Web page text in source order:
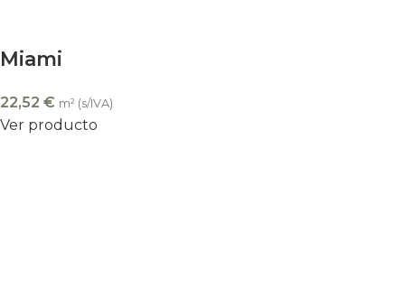
Miami
22,52 € m² (s/IVA)
Ver producto